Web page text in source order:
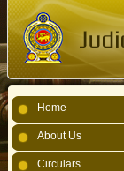
Home
About Us
Circulars